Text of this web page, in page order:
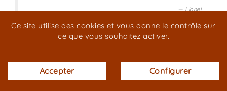
Ce site utilise des cookies et vous donne le contrôle sur
ce que vous souhaitez activer.
Accepter Configurer
Lionel
contribué au magnifique séjour que nous venons
de passer en Afrique (ndlr : Tanzanie) ! Le safari